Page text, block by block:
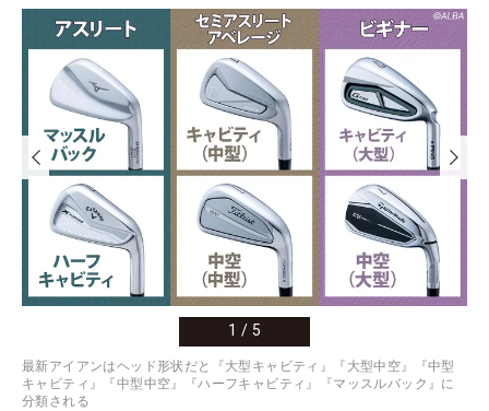
1 / 5
最新アイアンはヘッド形状だと『大型キャビティ』『大型中空』『中型
キャビティ』『中型中空』『ハーフキャビティ』『マッスルバック』に
分類される